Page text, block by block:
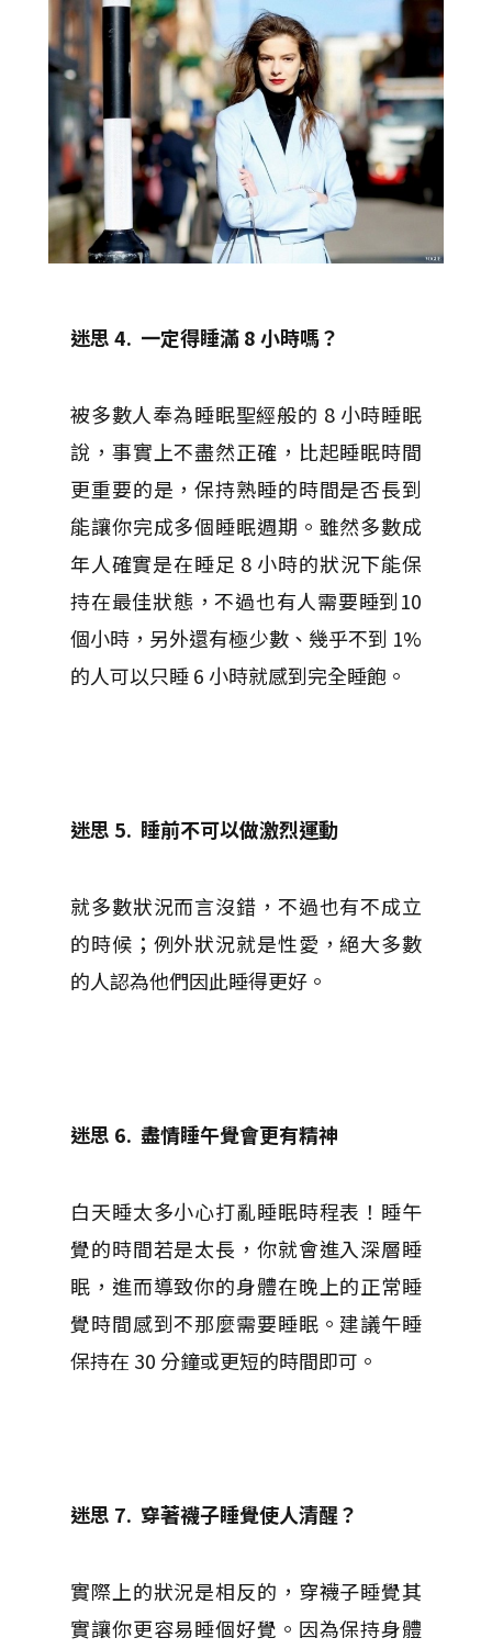
迷思 4. 一定得睡滿 8小時嗎？
被多數人奉為睡眠聖經般的 8 小時睡眠
說，事實上不盡然正確，比起睡眠時間
更重要的是，保持熟睡的時間是否長到
能讓你完成多個睡眠週期。雖然多數成
年人確實是在睡足 8 小時的狀況下能保
持在最佳狀態，不過也有人需要睡到10
個小時，另外還有極少數、幾乎不到 1%
的人可以只睡 6 小時就感到完全睡飽。
迷思 5. 睡前不可以做激烈運動
就多數狀況而言沒錯，不過也有不成立
的時候；例外狀況就是性愛，絕大多數
的人認為他們因此睡得更好。
迷思 6. 盡情睡午覺會更有精神
白天睡太多小心打亂睡眠時程表！睡午
覺的時間若是太長，你就會進入深層睡
眠，進而導致你的身體在晚上的正常睡
覺時間感到不那麼需要睡眠。建議午睡
保持在 30 分鐘或更短的時間即可。
迷思 7. 穿著襪子睡覺使人清醒？
實際上的狀況是相反的，穿襪子睡覺其
實讓你更容易睡個好覺。因為保持身體